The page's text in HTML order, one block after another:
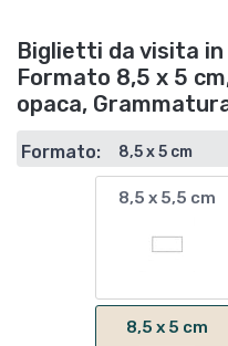
Biglietti da visita
Formato 8,5 x 5
opaca,
Formato: 8,5 x 5 cm
8,5 x 5,5 cm
8,5 x 5 cm